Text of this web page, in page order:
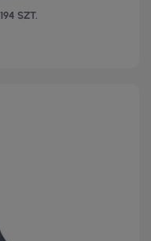
194 SZT.